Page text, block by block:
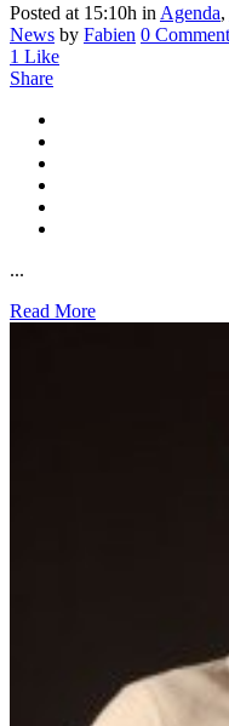
Posted at 15:10h in Agenda,
News by Fabien 0
1 Like
Share
...
Read More